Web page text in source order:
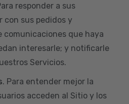
responder a sus
con sus pedidos y
comunicaciones que haya
interesarle; y notificarle
Servicios.
. Para entender mejor la
acceden al Sitio y los